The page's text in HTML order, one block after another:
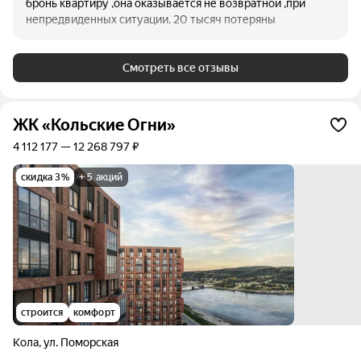
бронь квартиру ,она оказывается не возвратной ,при
непредвиденных ситуации. 20 тысяч потеряны
Смотреть все отзывы
ЖК «Кольские Огни»
4 112 177 — 12 268 797 ₽
скидка 3% + 5 акций
строится комфорт
Кола,ул. Поморская